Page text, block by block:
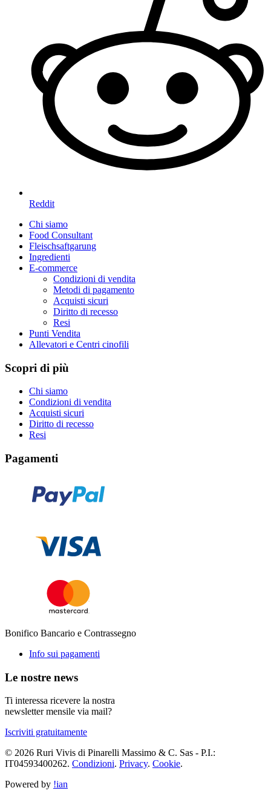
Reddit
Chi siamo
Food Consultant
Fleischsaftgarung
Ingredienti
E-commerce
Condizioni di vendita
Metodi di pagamento
Acquisti sicuri
Diritto di recesso
Resi
Punti Vendita
Allevatori e Centri cinofili
Scopri di più
Chi siamo
Condizioni di vendita
Acquisti sicuri
Diritto di recesso
Resi
Pagamenti
Bonifico Bancario e Contrassegno
Info sui pagamenti
Le nostre news
Ti interessa ricevere la nostra
newsletter mensile via mail?
Iscriviti gratuitamente
© 2026 Ruri Vivis di Pinarelli Massimo & C. Sas - P.I.:
IT04593400262. Condizioni. Privacy. Cookie.
Powered by !ian